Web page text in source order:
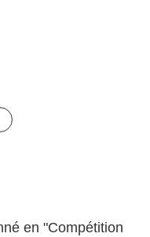
en "Compétition